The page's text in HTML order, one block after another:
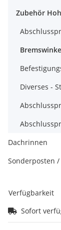
Zubehör
Diverses -
Dachrinnen
Sonderposten /
Verfügbarkeit
Sofort